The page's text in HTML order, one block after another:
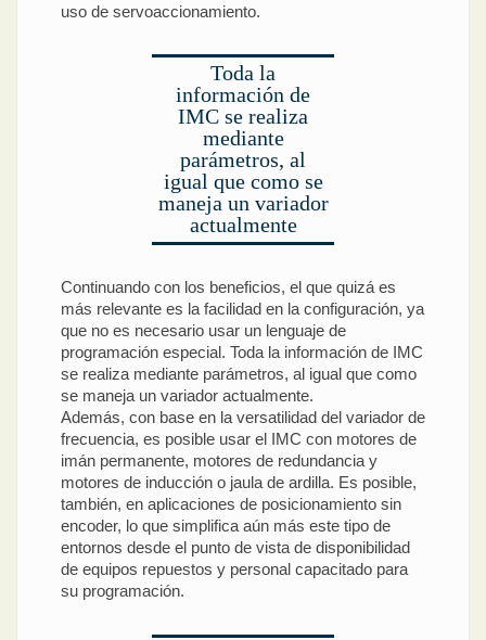
uso de servoaccionamiento.
Toda la
información de
IMC se realiza
mediante
parámetros, al
igual que como se
maneja un variador
actualmente
Continuando con los beneficios, el que quizá es
más relevante es la facilidad en la configuración, ya
que no es necesario usar un lenguaje de
programación especial. Toda la información de IMC
se realiza mediante parámetros, al igual que como
se maneja un variador actualmente.
Además, con base en la versatilidad del variador de
frecuencia, es posible usar el IMC con motores de
imán permanente, motores de redundancia y
motores de inducción o jaula de ardilla. Es posible,
también, en aplicaciones de posicionamiento sin
encoder, lo que simplifica aún más este tipo de
entornos desde el punto de vista de disponibilidad
de equipos repuestos y personal capacitado para
su programación.